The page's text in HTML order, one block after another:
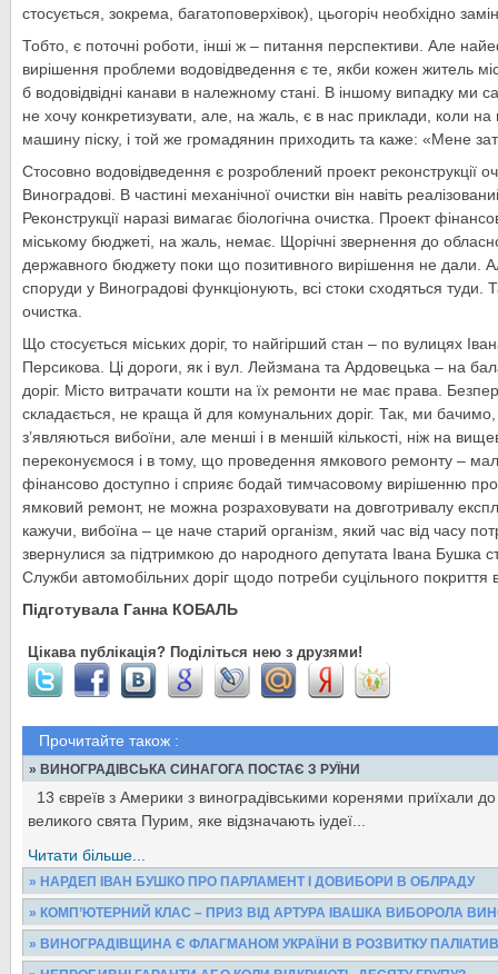
стосується, зокрема, багатоповерхівок), цьогоріч необхідно
Тобто, є поточні роботи, інші ж – питання перспективи. Але
вирішення проблеми водовідведення є те, якби кожен житель
б водовідвідні канави в належному стані. В іншому випадку ми
не хочу конкретизувати, але, на жаль, є в нас приклади, коли на
машину піску, і той же громадянин приходить та каже: «Мене
Стосовно водовідведення є розроблений проект реконструкції
Виноградові. В частині механічної очистки він навіть
Реконструкції наразі вимагає біологічна очистка. Проект
міському бюджеті, на жаль, немає. Щорічні звернення до
державного бюджету поки що позитивного вирішення не дали.
споруди у Виноградові функціонують, всі стоки сходяться туди.
очистка.
Що стосується міських доріг, то найгірший стан – по вулицях
Персикова. Ці дороги, як і вул. Лейзмана та Ардовецька – на
доріг. Місто витрачати кошти на їх ремонти не має права.
складається, не краща й для комунальних доріг. Так, ми
з’являються вибоїни, але менші і в меншій кількості, ніж на
переконуємося і в тому, що проведення ямкового ремонту –
фінансово доступно і сприяє бодай тимчасовому вирішенню
ямковий ремонт, не можна розраховувати на довготривалу
кажучи, вибоїна – це наче старий організм, який час від часу
звернулися за підтримкою до народного депутата Івана Бушка
Служби автомобільних доріг щодо потреби суцільного покриття
Підготувала Ганна КОБАЛЬ
Цікава публікація? Поділіться нею з друзями!
Прочитайте також :
» ВИНОГРАДІВСЬКА СИНАГОГА ПОСТАЄ З РУЇНИ
13 євреїв з Америки з виноградівськими коренями приїхали
великого свята Пурим, яке відзначають іудеї...
Читати більше...
» НАРДЕП ІВАН БУШКО ПРО ПАРЛАМЕНТ І ДОВИБОРИ В ОБЛРАДУ
- Іване Івановичу, які у Вас враження від роботи Верховної
місяць? -Якщо брати до уваги попередні чотири...
Читати більше...
» КОМП’ЮТЕРНИЙ КЛАС – ПРИЗ ВІД АРТУРА ІВАШКА ВИБОРОЛА
Протягом півтора місяця міські школи боролися за звання
конкурсі «Інформаційна культура», щоб отримати...
» ВИНОГРАДІВЩИНА Є ФЛАГМАНОМ УКРАЇНИ В РОЗВИТКУ